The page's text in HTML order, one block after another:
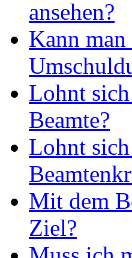
ansehen?
Kann
Lohnt
Beamte?
Lohnt
Mit dem
Ziel?